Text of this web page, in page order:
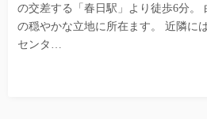
の交差する「春日駅」より徒歩6分。
の穏やかな立地に所在ます。 近隣に
センタ…